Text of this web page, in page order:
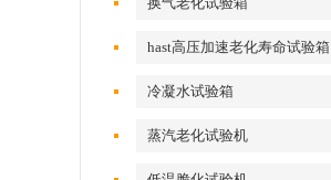
hast高压加速老化寿命试验箱
冷凝水试验箱
蒸汽老化试验机